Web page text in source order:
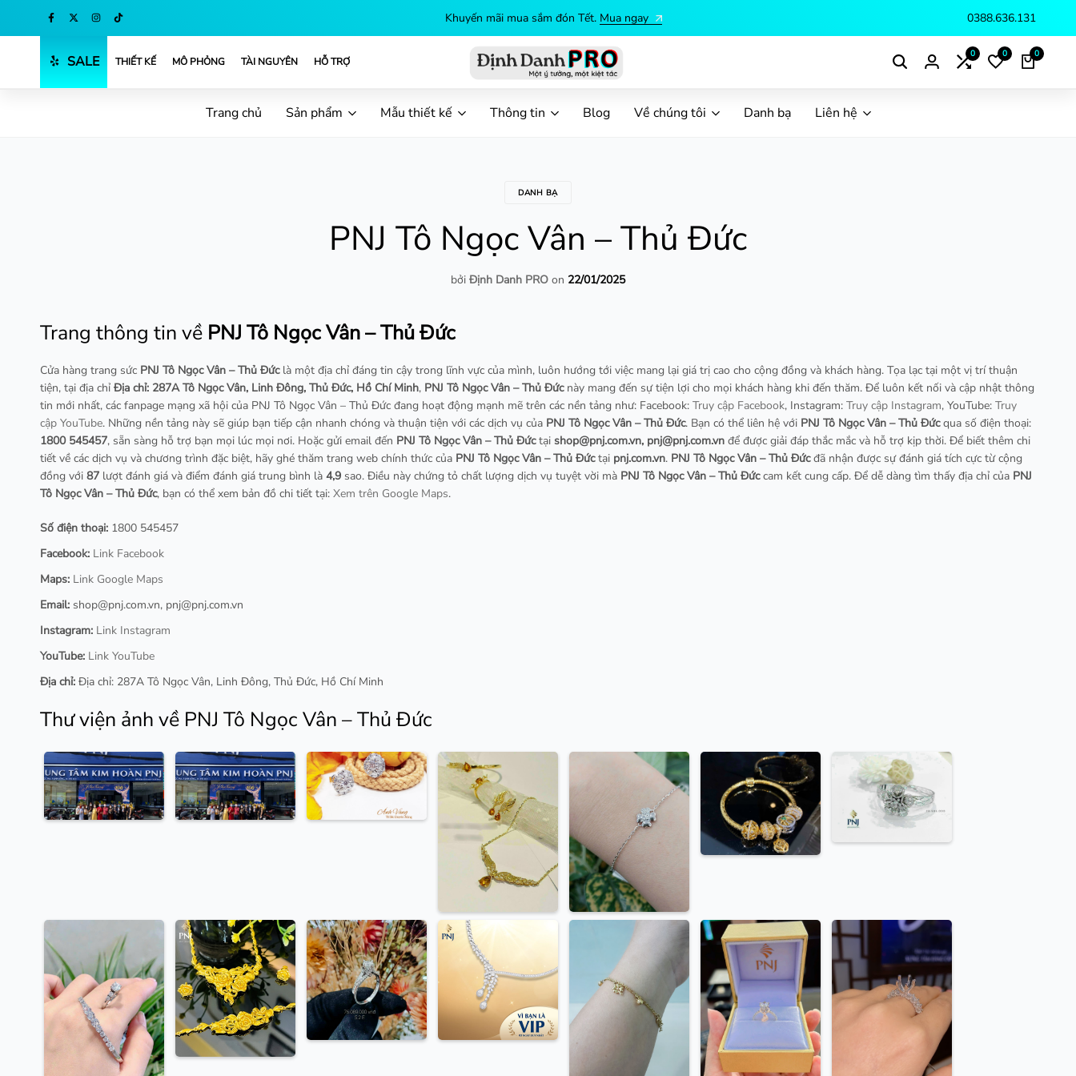
Mua ngay Khuyến mãi mua sắm đón Tết.Mua ngay 0388.636.131
SALE THIẾT KẾ MÔ PHỎNG TÀI NGUYÊN HỖ TRỢ
Danh
vụ
0 0 0
Trang chủ Sản phẩm Mẫu thiết kế Thông tin Blog Về chúng tôi Danh bạ Liên hệ
DANH BẠ
PNJ Tô Ngọc Vân – Thủ Đức
bởi Định Danh PRO on 22/01/2025
Trang thông tin về PNJ Tô Ngọc Vân – Thủ Đức
Cửa hàng trang sức PNJ Tô Ngọc Vân – Thủ Đứclà một địa chỉ đáng tin cậy trong lĩnh vực của mình, luôn hướng tới việc mang lại giá trị cao cho cộng đồng và khách hàng. Tọa lạc tại một vị trí thuận
tiện, tại địa chỉ Địa chỉ: 287A Tô Ngọc Vân, Linh Đông, Thủ Đức, Hồ Chí Minh, PNJ Tô Ngọc Vân – Thủ Đứcnày mang đến sự tiện lợi cho mọi khách hàng khi đến thăm. Để luôn kết nối và cập nhật thông
tin mới nhất, các fanpage mạng xã hội của PNJ Tô Ngọc Vân – Thủ Đức đang hoạt động mạnh mẽ trên các nền tảng như: Facebook: Truy cập Facebook, Instagram: Truy cập Instagram, YouTube: Truy
cập YouTube. Những nền tảng này sẽ giúp bạn tiếp cận nhanh chóng và thuận tiện với các dịch vụ của PNJ Tô Ngọc Vân – Thủ Đức. Bạn có thể liên hệ với PNJ Tô Ngọc Vân – Thủ Đứcqua số điện thoại:
1800 545457, sẵn sàng hỗ trợ bạn mọi lúc mọi nơi. Hoặc gửi email đến PNJ Tô Ngọc Vân – Thủ Đứctại shop@pnj.com.vn, pnj@pnj.com.vn để được giải đáp thắc mắc và hỗ trợ kịp thời. Để biết thêm chi
tiết về các dịch vụ và chương trình đặc biệt, hãy ghé thăm trang web chính thức của PNJ Tô Ngọc Vân – Thủ Đứctại pnj.com.vn. PNJ Tô Ngọc Vân – Thủ Đứcđã nhận được sự đánh giá tích cực từ cộng
đồng với 87 lượt đánh giá và điểm đánh giá trung bình là 4,9 sao. Điều này chứng tỏ chất lượng dịch vụ tuyệt vời mà PNJ Tô Ngọc Vân – Thủ Đứccam kết cung cấp. Để dễ dàng tìm thấy địa chỉ của PNJ
Tô Ngọc Vân – Thủ Đức, bạn có thể xem bản đồ chi tiết tại: Xem trên Google Maps.
Số điện thoại: 1800 545457
Facebook: Link Facebook
Maps: Link Google Maps
Email: shop@pnj.com.vn, pnj@pnj.com.vn
Instagram: Link Instagram
YouTube: Link YouTube
Địa chỉ: Địa chỉ: 287A Tô Ngọc Vân, Linh Đông, Thủ Đức, Hồ Chí Minh
Thư viện ảnh về PNJ Tô Ngọc Vân – Thủ Đức